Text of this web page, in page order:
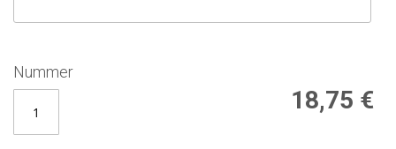
Nummer
18,75 €